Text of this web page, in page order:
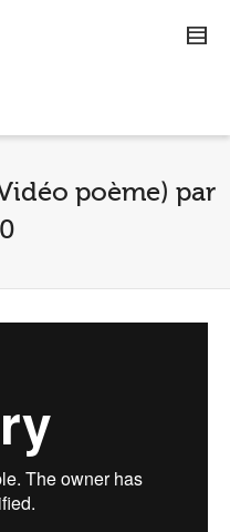
poème) par